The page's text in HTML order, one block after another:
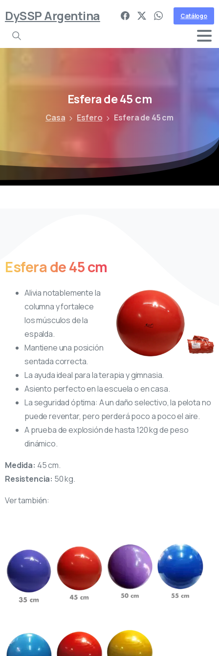
DySSP Argentina Catálogo
Esferade45cm
Casa Esfero Esfera de 45 cm
Esfera de45cm
Alivia notablemente la
columna y fortalece
los músculos de la
espalda.
Mantiene una posición
sentada correcta.
La ayuda ideal para la terapia y gimnasia.
Asiento perfecto en la escuela o en casa.
La seguridad óptima: A un daño selectivo, la pelota no
puede reventar, pero perderá poco a poco el aire.
A prueba de explosión de hasta 120 kg de peso
dinámico.
Medida: 45 cm.
Resistencia: 50 kg.
Ver también: